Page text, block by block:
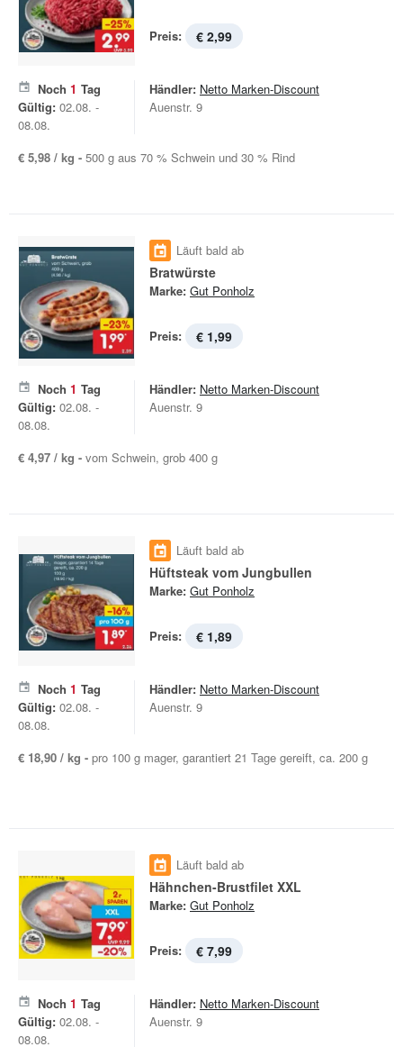
Preis: € 2,99
Noch 1 Tag
Gültig: 02.08. -
08.08.
Händler: Netto Marken-Discount
Auenstr. 9
€ 5,98 / kg - 500 g aus 70 % Schwein und 30 % Rind
Läuft bald ab
Bratwürste
Marke: Gut Ponholz
Preis: € 1,99
Noch 1 Tag
Gültig: 02.08. -
08.08.
Händler: Netto Marken-Discount
Auenstr. 9
€ 4,97 / kg - vom Schwein, grob 400 g
Läuft bald ab
Hüftsteak vom Jungbullen
Marke: Gut Ponholz
Preis: € 1,89
Noch 1 Tag
Gültig: 02.08. -
08.08.
Händler: Netto Marken-Discount
Auenstr. 9
€ 18,90 / kg - pro 100 g mager, garantiert 21 Tage gereift, ca. 200 g
Läuft bald ab
Hähnchen-Brustfilet XXL
Marke: Gut Ponholz
Preis: € 7,99
Noch 1 Tag
Gültig: 02.08. -
08.08.
Händler: Netto Marken-Discount
Auenstr. 9